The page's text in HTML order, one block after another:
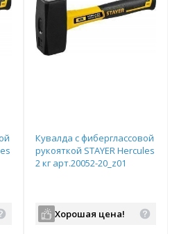
Кувалда с фиберглассовой
рукояткой STAYER Hercules
2 кг арт.20052-20_z01
Хорошая цена!